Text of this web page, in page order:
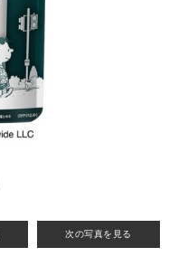
次の写真を見る